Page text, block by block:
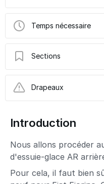
Temps nécessaire
Sections
FiorinoDrapeaux
User contributed
Introduction
Nous allons procéder
d'essuie-glace AR
Pour cela, il faut bien